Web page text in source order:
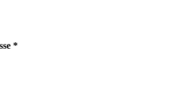
*